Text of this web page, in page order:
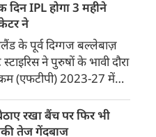
यादव की
में दिल्ली कैपिटल्स के
ने मध्य ओवरों में कसी
की जिससे एक समय बड़े
की ओर बढ़ती दिख रही
छह विकेट पर 174 रन ही
(34 गेंद, छह
छक्का) के टूर्नामेंट में तीसरे
कर दिया जबकि
हैदराबाद ने इंडियन
लीग की 'मिनी' नीलामी से
स्टार बल्लेबाज केन
को 'रिलीज' कर दिया।
IPL होगा 3 महीने
ने
के पूर्व दिग्गज बल्लेबाज़
ने पुरुषों के भावी दौरा
(एफटीपी) 2023-27 में
की विंडो दिये जाने का
है। आईसीसी ने हाल ही
रखा बैंच पर फिर भी
तेज गेंदबाज